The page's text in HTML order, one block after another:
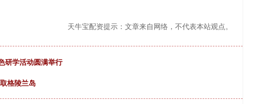
天牛宝配资提示：文章来自网络，不代表本站观点。
研学活动圆满举行
格陵兰岛